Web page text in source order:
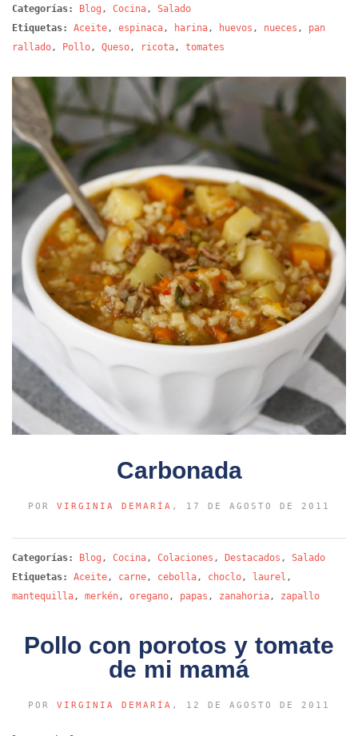
Categorías: Blog , Cocina, Salado
Etiquetas:
Aceite, espinaca, harina, huevos , nueces , pan
rallado, Pollo, Queso, ricota, tomates
Carbonada
POR VIRGINIA DEMARÍA , 17 DE AGOSTO DE 2011
Categorías: Blog , Cocina, Colaciones , Destacados , Salado
Etiquetas:
Aceite, carne, cebolla, choclo, laurel ,
mantequilla, merkén, oregano, papas , zanahoria, zapallo
Pollo con porotos y tomate
de mi mamá
POR VIRGINIA DEMARÍA , 12 DE AGOSTO DE 2011